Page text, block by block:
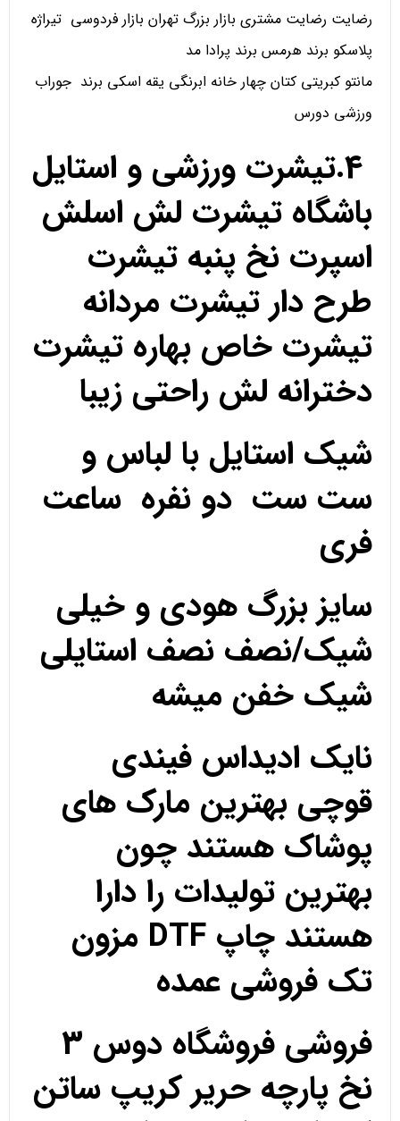
رضایت رضایت مشتری بازار بزرگ تهران بازار فردوسی تیراژه
پلاسکو برند هرمس برند پرادا مد
مانتو کبریتی کتان چهار خانه ابرنگی یقه اسکی برند جوراب
ورزشی دورس
4.تیشرت ورزشی و استایل
باشگاه تیشرت لش اسلش
اسپرت نخ پنبه تیشرت
طرح دار تیشرت مردانه
تیشرت خاص بهاره تیشرت
دخترانه لش راحتی زیبا
شیک استایل با لباس و
ست ست دو نفره ساعت
فری
سایز بزرگ هودی و خیلی
شیک/نصف نصف استایلی
شیک خفن میشه
نایک ادیداس فیندی
قوچی بهترین مارک های
پوشاک هستند چون
بهترین تولیدات را دارا
هستند چاپ DTF مزون
تک فروشی عمده
فروشی فروشگاه دوس 3
نخ پارچه حریر کریپ ساتن